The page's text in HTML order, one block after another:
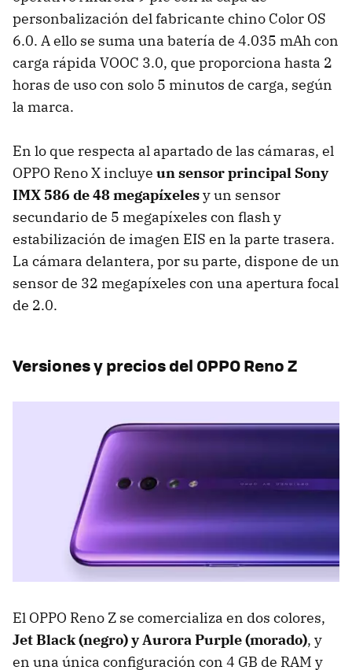
personbalización del fabricante chino Color OS
6.0. A ello se suma una batería de 4.035 mAh con
carga rápida VOOC 3.0, que proporciona hasta 2
horas de uso con solo 5 minutos de carga, según
la marca.
En lo que respecta al apartado de las cámaras, el
OPPO Reno X incluye un sensor principal Sony
IMX 586 de 48 megapíxelesy un sensor
secundario de 5 megapíxeles con flash y
estabilización de imagen EIS en la parte trasera.
La cámara delantera, por su parte, dispone de un
sensor de 32 megapíxeles con una apertura focal
de 2.0.
Versiones y precios del OPPO Reno Z
El OPPO Reno Z se comercializa en dos colores,
Jet Black (negro) y Aurora Purple (morado), y
en una única configuración con 4 GB de RAM y